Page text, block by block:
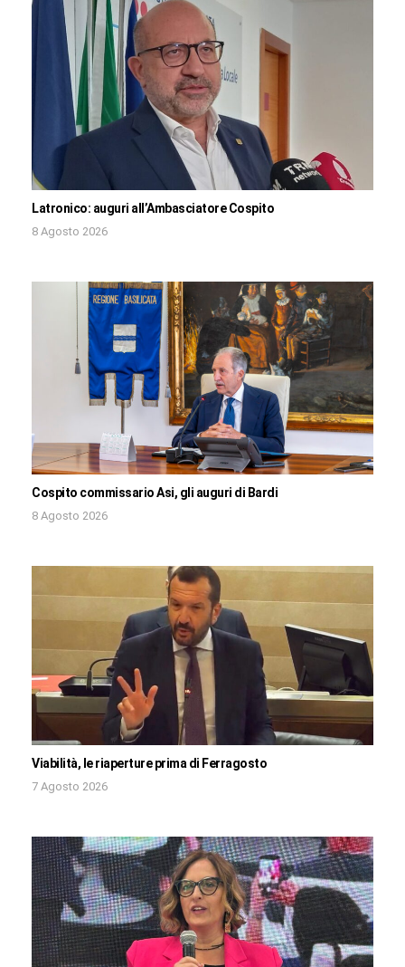
Latronico: auguri all’Ambasciatore Cospito
8 Agosto 2026
Cospito commissario Asi, gli auguri di Bardi
8 Agosto 2026
Viabilità, le riaperture prima di Ferragosto
7 Agosto 2026